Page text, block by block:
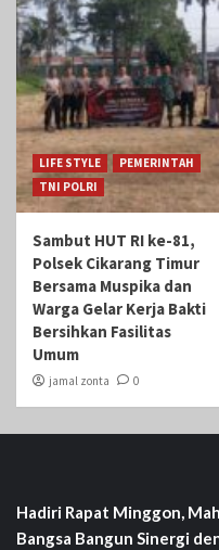
LIFE STYLE
PEMERINTAH
TNI POLRI
Sambut HUT RI ke-81,
Polsek Cikarang Timur
Bersama Muspika dan
Warga Gelar Kerja Bakti
Bersihkan Fasilitas
Umum
jamal zonta 0
Hadiri Rapat Minggon,
Bangsa Bangun Sinergi